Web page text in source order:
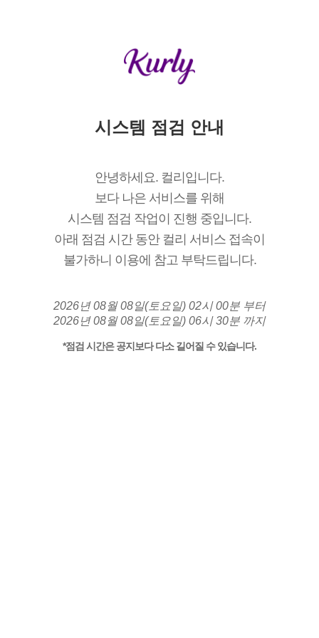
시스템 점검 안내
안녕하세요. 컬리입니다.
보다 나은 서비스를 위해
시스템 점검 작업이 진행 중입니다.
아래 점검 시간 동안 컬리 서비스 접속이
불가하니 이용에 참고 부탁드립니다.
2026년 08월 08일(토요일) 02시 00분 부터
2026년 08월 08일(토요일) 06시 30분 까지
*점검 시간은 공지보다 다소 길어질 수 있습니다.